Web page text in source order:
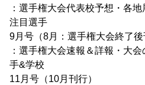
：選手権大会代表校予想・各
注目選手
9月号（8月：選手権大会終了後
：選手権大会速報＆詳報・大
手&学校
11月号（10月刊行）